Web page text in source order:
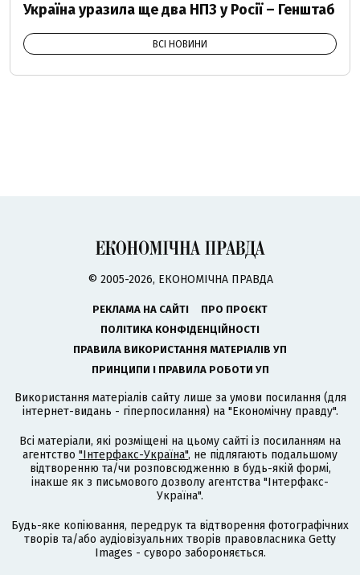
Україна уразила ще два НПЗ у Росії – Генштаб
ВСІ НОВИНИ
© 2005-2026, ЕКОНОМІЧНА ПРАВДА
РЕКЛАМА НА САЙТІ
ПРО ПРОЄКТ
ПОЛІТИКА КОНФІДЕНЦІЙНОСТІ
ПРАВИЛА ВИКОРИСТАННЯ МАТЕРІАЛІВ УП
ПРИНЦИПИ І ПРАВИЛА РОБОТИ УП
Використання матеріалів сайту лише за умови посилання (для
інтернет-видань - гіперпосилання) на "Економічну правду".
Всі матеріали, які розміщені на цьому сайті із посиланням на
агентство "Інтерфакс-Україна", не підлягають подальшому
відтворенню та/чи розповсюдженню в будь-якій формі,
інакше як з письмового дозволу агентства "Інтерфакс-
Україна".
Будь-яке копіювання, передрук та відтворення фотографічних
творів та/або аудіовізуальних творів правовласника Getty
Images - суворо забороняється.